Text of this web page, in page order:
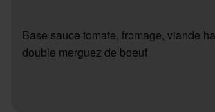
Base sauce tomate, fromage, viande
double merguez de boeuf